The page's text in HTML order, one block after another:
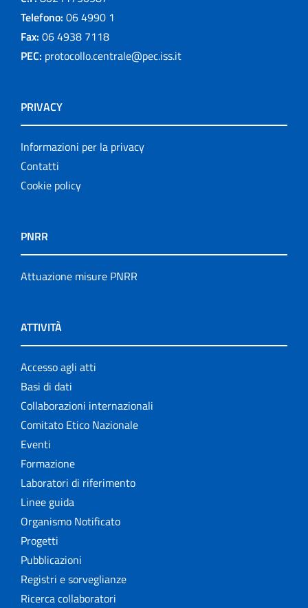
Telefono: 06 4990 1
Fax: 06 4938 7118
PEC: protocollo.centrale@pec.iss.it
PRIVACY
Informazioni per la privacy
Contatti
Cookie policy
PNRR
Attuazione misure PNRR
ATTIVITÀ
Accesso agli atti
Basi di dati
Collaborazioni internazionali
Comitato Etico Nazionale
Eventi
Formazione
Laboratori di riferimento
Linee guida
Organismo Notificato
Progetti
Pubblicazioni
Registri e sorveglianze
Ricerca collaboratori